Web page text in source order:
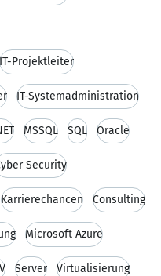
IT-Projektleiter
IT-Systemadministration
MSSQL SQL Oracle
Security
Karrierechancen Consulting
Microsoft Azure
Server Virtualisierung